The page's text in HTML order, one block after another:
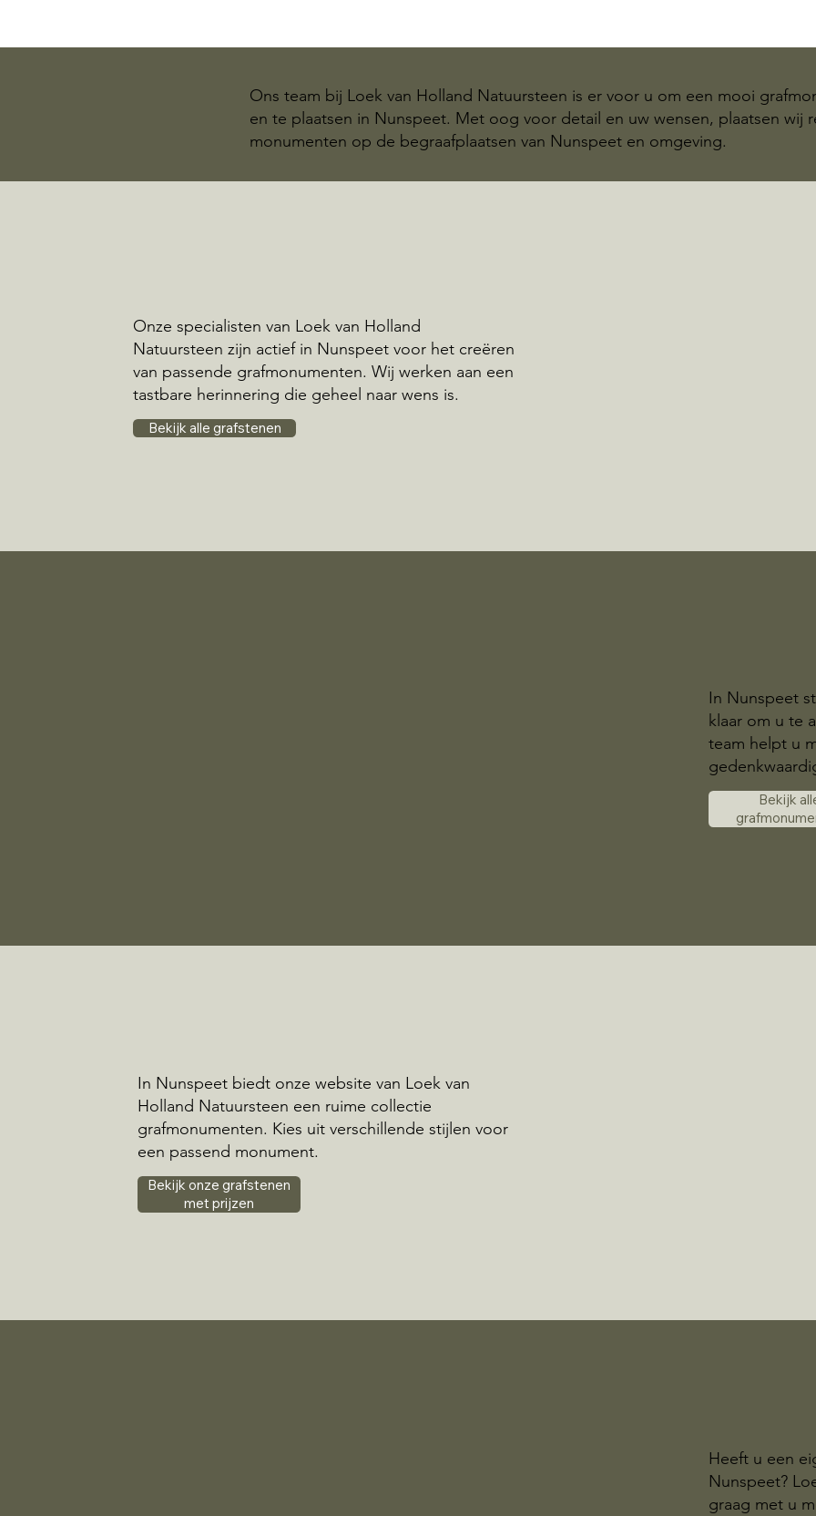
Ons team bij Loek van Holland Natuursteen is er voor u om een mooi
en te plaatsen in Nunspeet. Met oog voor detail en uw wensen, plaatsen wij
monumenten op de begraafplaatsen van Nunspeet en omgeving.
Onze specialisten van Loek van Holland
Natuursteen zijn actief in Nunspeet voor het creëren
van passende grafmonumenten. Wij werken aan een
tastbare herinnering die geheel naar wens is.
Bekijk alle grafstenen
In Nunspeet
klaar om u te
team helpt u
Bekijk
In Nunspeet biedt onze website van Loek van
Holland Natuursteen een ruime collectie
grafmonumenten. Kies uit verschillende stijlen voor
een passend monument.
Bekijk onze grafstenen
met prijzen
Heeft u een
Nunspeet?
graag met u